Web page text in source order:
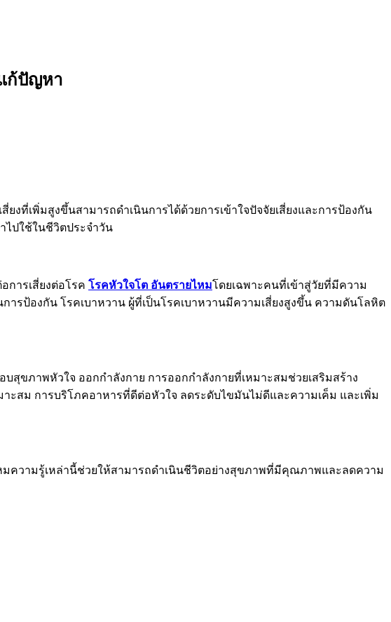
ก้ปัญหา
เพิ่มสูงขึ้นสามารถดำเนินการได้ด้วยการเข้าใจปัจจัยเสี่ยงและการป้องกัน
ไปใช้ในชีวิตประจำวัน
การเสี่ยงต่อโรค โรคหัวใจโต อันตรายไหมโดยเฉพาะคนที่เข้าสู่วัยที่มีความ
รป้องกัน โรคเบาหวาน ผู้ที่เป็นโรคเบาหวานมีความเสี่ยงสูงขึ้น ความดันโลหิต
สุขภาพหัวใจ ออกกำลังกาย การออกกำลังกายที่เหมาะสมช่วยเสริมสร้าง
สม การบริโภคอาหารที่ดีต่อหัวใจ ลดระดับไขมันไม่ดีและความเค็ม และเพิ่ม
มความรู้เหล่านี้ช่วยให้สามารถดำเนินชีวิตอย่างสุขภาพที่มีคุณภาพและลดความ